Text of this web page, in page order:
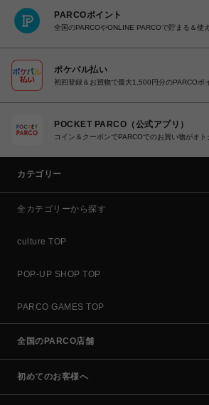
PARCOポイント
全国のPARCOやONLINE PARCOで貯まる＆使
ポケパル払い
初回登録＆お買物で最大1,500円分のPARCOポ
POCKET PARCO（公式アプリ）
コイン＆クーポンでPARCOでのお買い物がオト
カテゴリー
全カテゴリーから探す
culture TOP
POP-UP SHOP TOP
PARCO GAMES TOP
全国のPARCO店舗
初めてのお客様へ